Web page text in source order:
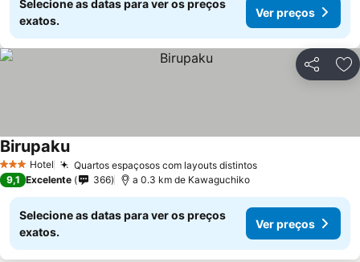
Selecione as datas para ver os preços
exatos.
Ver preços
Partilhar
3 EstrelasHotel Quartos espaçosos com layouts distintos
Birupaku
9,1 Excelente 366 a 0.3 km de Kawaguchiko
Selecione as datas para ver os preços
exatos.
Ver preços